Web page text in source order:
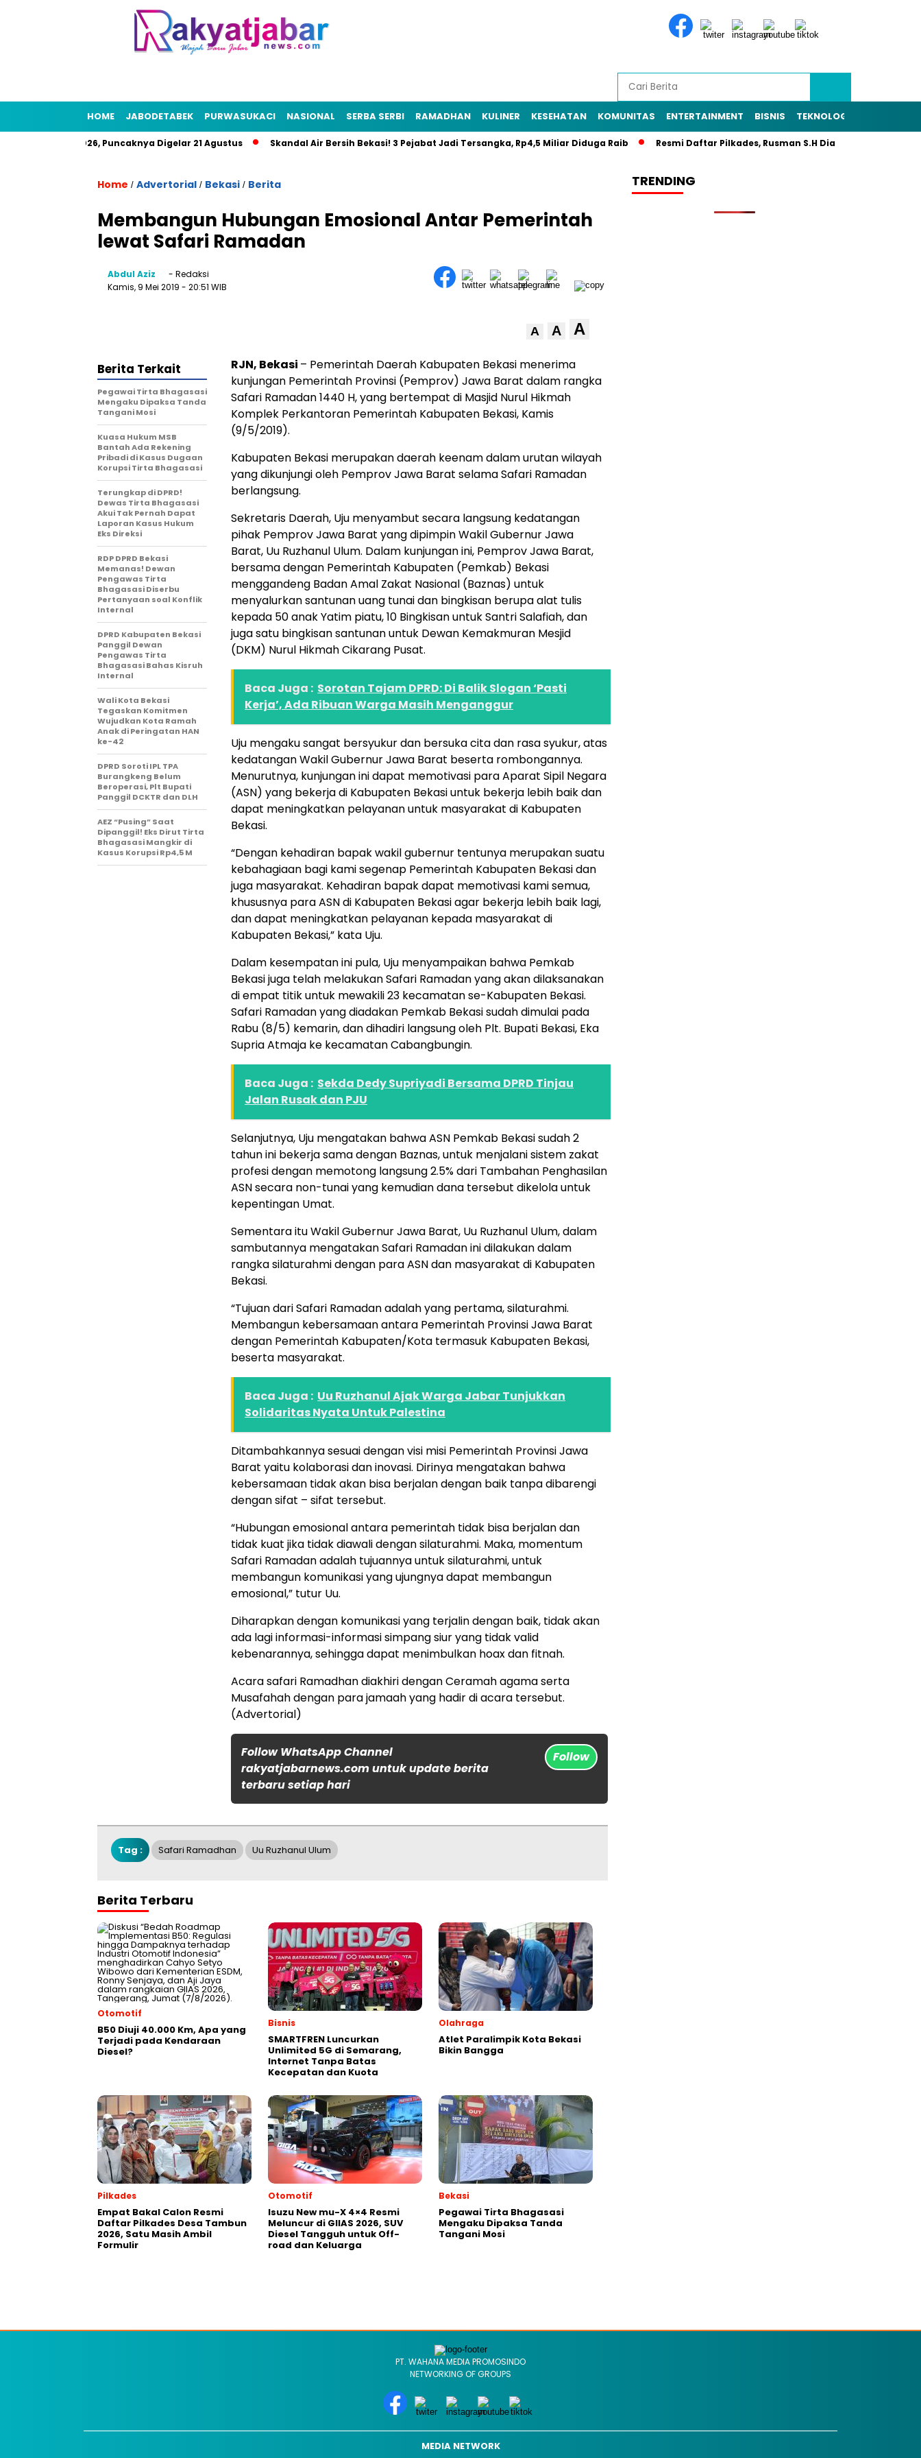
HOME JABODETABEK PURWASUKACI NASIONAL SERBA SERBI RAMADHAN KULINER KESEHATAN KOMUNITAS ENTERTAINMENT BISNIS TEKNOLOGI
HUT RI 2026, Puncaknya Digelar 21 Agustus Skandal Air Bersih Bekasi! 3 Pejabat Jadi Tersangka, Rp4,5 Miliar Diduga Raib Resmi Daftar Pilkades, Rusman S.H Diantar Sekitar 1.000
Home / Advertorial / Bekasi / Berita
Membangun Hubungan Emosional Antar Pemerintah
lewat Safari Ramadan
Abdul Aziz
- Redaksi
Kamis, 9 Mei 2019 - 20:51 WIB
A A A
RJN, Bekasi – Pemerintah Daerah Kabupaten Bekasi menerima
kunjungan Pemerintah Provinsi (Pemprov) Jawa Barat dalam rangka
Safari Ramadan 1440 H, yang bertempat di Masjid Nurul Hikmah
Komplek Perkantoran Pemerintah Kabupaten Bekasi, Kamis
(9/5/2019).
Kabupaten Bekasi merupakan daerah keenam dalam urutan wilayah
yang dikunjungi oleh Pemprov Jawa Barat selama Safari Ramadan
berlangsung.
Sekretaris Daerah, Uju menyambut secara langsung kedatangan
pihak Pemprov Jawa Barat yang dipimpin Wakil Gubernur Jawa
Barat, Uu Ruzhanul Ulum. Dalam kunjungan ini, Pemprov Jawa Barat,
bersama dengan Pemerintah Kabupaten (Pemkab) Bekasi
menggandeng Badan Amal Zakat Nasional (Baznas) untuk
menyalurkan santunan uang tunai dan bingkisan berupa alat tulis
kepada 50 anak Yatim piatu, 10 Bingkisan untuk Santri Salafiah, dan
juga satu bingkisan santunan untuk Dewan Kemakmuran Mesjid
(DKM) Nurul Hikmah Cikarang Pusat.
Baca Juga : Sorotan Tajam DPRD: Di Balik Slogan ‘Pasti
Kerja’, Ada Ribuan Warga Masih Menganggur
Uju mengaku sangat bersyukur dan bersuka cita dan rasa syukur, atas
kedatangan Wakil Gubernur Jawa Barat beserta rombongannya.
Menurutnya, kunjungan ini dapat memotivasi para Aparat Sipil Negara
(ASN) yang bekerja di Kabupaten Bekasi untuk bekerja lebih baik dan
dapat meningkatkan pelayanan untuk masyarakat di Kabupaten
Bekasi.
“Dengan kehadiran bapak wakil gubernur tentunya merupakan suatu
kebahagiaan bagi kami segenap Pemerintah Kabupaten Bekasi dan
juga masyarakat. Kehadiran bapak dapat memotivasi kami semua,
khususnya para ASN di Kabupaten Bekasi agar bekerja lebih baik lagi,
dan dapat meningkatkan pelayanan kepada masyarakat di
Kabupaten Bekasi,” kata Uju.
Dalam kesempatan ini pula, Uju menyampaikan bahwa Pemkab
Bekasi juga telah melakukan Safari Ramadan yang akan dilaksanakan
di empat titik untuk mewakili 23 kecamatan se-Kabupaten Bekasi.
Safari Ramadan yang diadakan Pemkab Bekasi sudah dimulai pada
Rabu (8/5) kemarin, dan dihadiri langsung oleh Plt. Bupati Bekasi, Eka
Supria Atmaja ke kecamatan Cabangbungin.
Baca Juga : Sekda Dedy Supriyadi Bersama DPRD Tinjau
Jalan Rusak dan PJU
Selanjutnya, Uju mengatakan bahwa ASN Pemkab Bekasi sudah 2
tahun ini bekerja sama dengan Baznas, untuk menjalani sistem zakat
profesi dengan memotong langsung 2.5% dari Tambahan Penghasilan
ASN secara non-tunai yang kemudian dana tersebut dikelola untuk
kepentingan Umat.
Sementara itu Wakil Gubernur Jawa Barat, Uu Ruzhanul Ulum, dalam
sambutannya mengatakan Safari Ramadan ini dilakukan dalam
rangka silaturahmi dengan para ASN dan masyarakat di Kabupaten
Bekasi.
“Tujuan dari Safari Ramadan adalah yang pertama, silaturahmi.
Membangun kebersamaan antara Pemerintah Provinsi Jawa Barat
dengan Pemerintah Kabupaten/Kota termasuk Kabupaten Bekasi,
beserta masyarakat.
Baca Juga : Uu Ruzhanul Ajak Warga Jabar Tunjukkan
Solidaritas Nyata Untuk Palestina
Ditambahkannya sesuai dengan visi misi Pemerintah Provinsi Jawa
Barat yaitu kolaborasi dan inovasi. Dirinya mengatakan bahwa
kebersamaan tidak akan bisa berjalan dengan baik tanpa dibarengi
dengan sifat – sifat tersebut.
“Hubungan emosional antara pemerintah tidak bisa berjalan dan
tidak kuat jika tidak diawali dengan silaturahmi. Maka, momentum
Safari Ramadan adalah tujuannya untuk silaturahmi, untuk
membangun komunikasi yang ujungnya dapat membangun
emosional,” tutur Uu.
Diharapkan dengan komunikasi yang terjalin dengan baik, tidak akan
ada lagi informasi-informasi simpang siur yang tidak valid
kebenarannya, sehingga dapat menimbulkan hoax dan fitnah.
Acara safari Ramadhan diakhiri dengan Ceramah agama serta
Musafahah dengan para jamaah yang hadir di acara tersebut.
(Advertorial)
Follow WhatsApp Channel
rakyatjabarnews.com untuk update berita
terbaru setiap hari
Follow
Berita Terkait
Pegawai Tirta Bhagasasi
Mengaku Dipaksa Tanda
Tangani Mosi
Kuasa Hukum MSB
Bantah Ada Rekening
Pribadi di Kasus Dugaan
Korupsi Tirta Bhagasasi
Terungkap di DPRD!
Dewas Tirta Bhagasasi
Akui Tak Pernah Dapat
Laporan Kasus Hukum
Eks Direksi
RDP DPRD Bekasi
Memanas! Dewan
Pengawas Tirta
Bhagasasi Diserbu
Pertanyaan soal Konflik
Internal
DPRD Kabupaten Bekasi
Panggil Dewan
Pengawas Tirta
Bhagasasi Bahas Kisruh
Internal
Wali Kota Bekasi
Tegaskan Komitmen
Wujudkan Kota Ramah
Anak di Peringatan HAN
ke-42
DPRD Soroti IPL TPA
Burangkeng Belum
Beroperasi, Plt Bupati
Panggil DCKTR dan DLH
AEZ “Pusing” Saat
Dipanggil! Eks Dirut Tirta
Bhagasasi Mangkir di
Kasus Korupsi Rp4,5 M
Tag : Safari Ramadhan Uu Ruzhanul Ulum
Berita Terbaru
Otomotif
B50 Diuji 40.000 Km, Apa yang
Terjadi pada Kendaraan
Diesel?
Bisnis
SMARTFREN Luncurkan
Unlimited 5G di Semarang,
Internet Tanpa Batas
Kecepatan dan Kuota
Olahraga
Atlet Paralimpik Kota Bekasi
Bikin Bangga
Pilkades
Empat Bakal Calon Resmi
Daftar Pilkades Desa Tambun
2026, Satu Masih Ambil
Formulir
Otomotif
Isuzu New mu-X 4×4 Resmi
Meluncur di GIIAS 2026, SUV
Diesel Tangguh untuk Off-
road dan Keluarga
Bekasi
Pegawai Tirta Bhagasasi
Mengaku Dipaksa Tanda
Tangani Mosi
TRENDING
PT. WAHANA MEDIA PROMOSINDO
NETWORKING OF GROUPS
MEDIA NETWORK